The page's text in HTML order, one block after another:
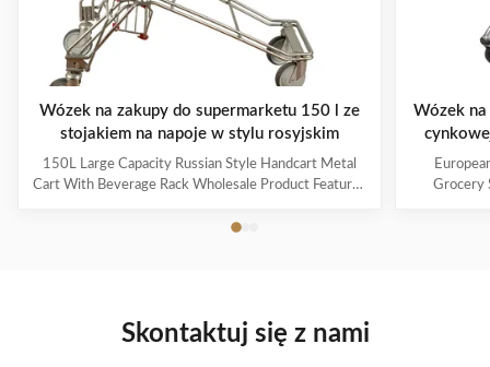
Wózek na zakupy do supermarketu 150 l ze
stojakiem na napoje w stylu rosyjskim
150L Large Capacity Russian Style Handcart Metal
Cart With Beverage Rack Wholesale Product Features
which is high-quality and durable Europe and the
With a storage foundation, free up more space
Surface treatment, color, logo,
Wózek
Grocery
Skontaktuj się z nami